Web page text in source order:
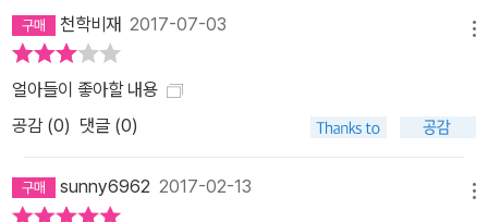
긴장을 늦출 수 없다. -중앙일보 책장을 넘길수록 수수께끼가 꼬리를
물고 긴장감은 점점 팽팽해진다. 독자를 꼼짝없이 붙들어놓는 강력한
서스펜스를 확인하라. -퍼블리셔스 위클리 제임스 대시너는 과거의
타지 속에 현실감을 불어넣은 엄청난 이야기를 창조해냈다. -커커스
는 소설이다. -USA투데이 제임스 대시너가 창조한 위험할 정도로 매
천학비재 2017-07-03
얼아들이 좋아할 내용
공감 (0) 댓글 (0)
sunny6962 2017-02-13